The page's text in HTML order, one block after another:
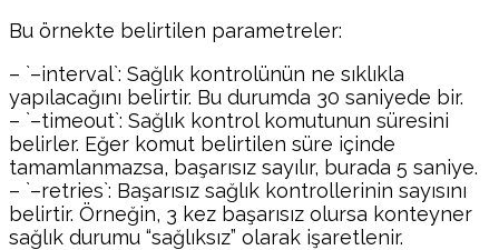
Bu örnekte belirtilen parametreler:
– `–interval`: Sağlık kontrolünün ne sıklıkla
yapılacağını belirtir. Bu durumda 30 saniyede bir.
– `–timeout`: Sağlık kontrol komutunun süresini
belirler. Eğer komut belirtilen süre içinde
tamamlanmazsa, başarısız sayılır, burada 5 saniye.
– `–retries`: Başarısız sağlık kontrollerinin sayısını
belirtir. Örneğin, 3 kez başarısız olursa konteyner
sağlık durumu “sağlıksız” olarak işaretlenir.